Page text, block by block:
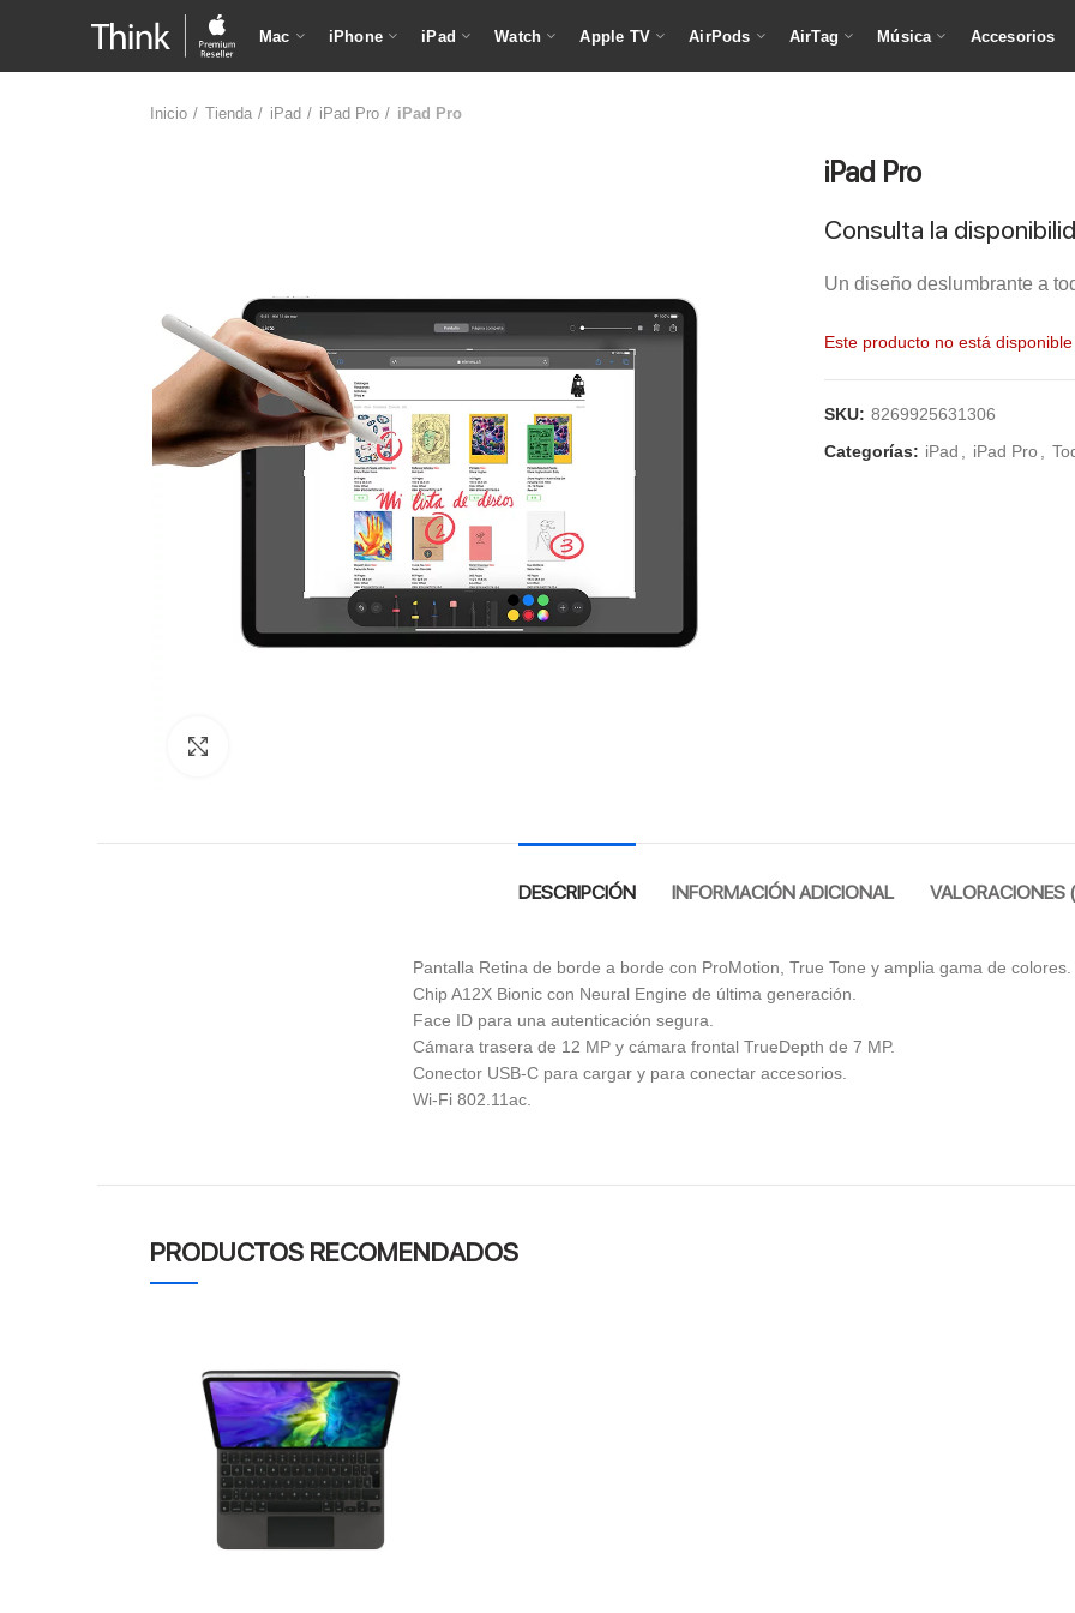
Mac iPhone iPad Watch Apple TV AirPods AirTag Música Accesorios
Inicio Tienda iPad iPad Pro iPad Pro
iPad Pro
Consulta la
Un diseño deslumbrante a
Este producto no está
SKU: 8269925631306
Categorías: iPad iPad Pro
DESCRIPCIÓN INFORMACIÓN ADICIONAL VALORACIONES
Pantalla Retina de borde a borde con ProMotion, True Tone y amplia gama de colores.
Chip A12X Bionic con Neural Engine de última generación.
Face ID para una autenticación segura.
Cámara trasera de 12 MP y cámara frontal TrueDepth de 7 MP.
Conector USB-C para cargar y para conectar accesorios.
Wi-Fi 802.11ac.
PRODUCTOS RECOMENDADOS